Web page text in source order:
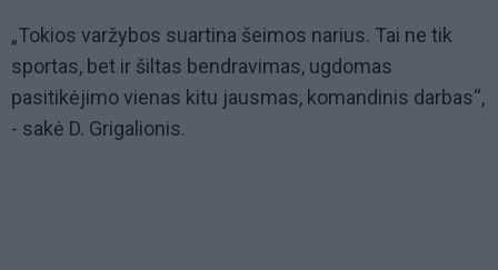
„Tokios varžybos suartina šeimos narius. Tai ne tik
sportas, bet ir šiltas bendravimas, ugdomas
pasitikėjimo vienas kitu jausmas, komandinis darbas“,
- sakė D. Grigalionis.